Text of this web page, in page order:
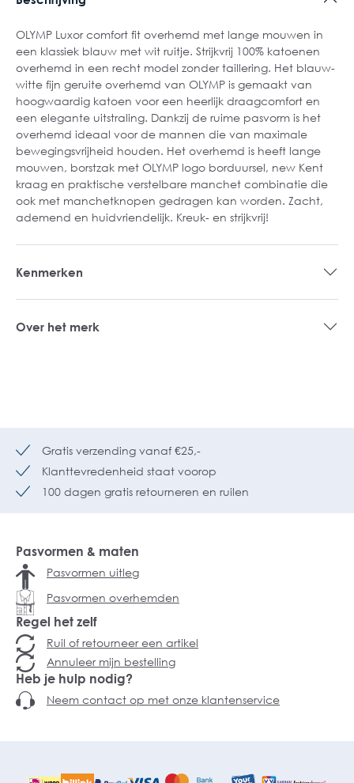
OLYMP Luxor comfort fit overhemd met lange mouwen in
een klassiek blauw met wit ruitje. Strijkvrij 100% katoenen
overhemd in een recht model zonder taillering. Het blauw-
witte fijn geruite overhemd van OLYMP is gemaakt van
hoogwaardig katoen voor een heerlijk draagcomfort en
een elegante uitstraling. Dankzij de ruime pasvorm is het
overhemd ideaal voor de mannen die van maximale
bewegingsvrijheid houden. Het overhemd is heeft lange
mouwen, borstzak met OLYMP logo borduursel, new Kent
kraag en praktische verstelbare manchet combinatie die
ook met manchetknopen gedragen kan worden. Zacht,
ademend en huidvriendelijk. Kreuk- en strijkvrij!
Kenmerken
Over het merk
Gratis verzending vanaf €25,-
Klanttevredenheid staat voorop
100 dagen gratis retourneren en ruilen
Pasvormen & maten
Pasvormen uitleg
Pasvormen overhemden
Regel het zelf
Ruil of retourneer een artikel
Annuleer mijn bestelling
Heb je hulp nodig?
Neem contact op met onze klantenservice